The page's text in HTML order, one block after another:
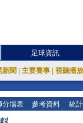
足球資訊
新聞 主要賽事 視聽播
分場表 參考資料 統